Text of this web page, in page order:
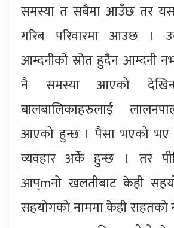
समस्या त सबैमा आउँछ तर यस
गरिब परिवारमा आउछ ।
आम्दनीको स्रोत हुदैन आम्दनी
नै समस्या आएको
बालबालिकाहरुलाई
आएको हुन्छ । पैसा भएको भए
व्यवहार अर्के हुन्छ । तर
आप्mनो खलतीबाट केही
सहयोगको नाममा केही राहतको